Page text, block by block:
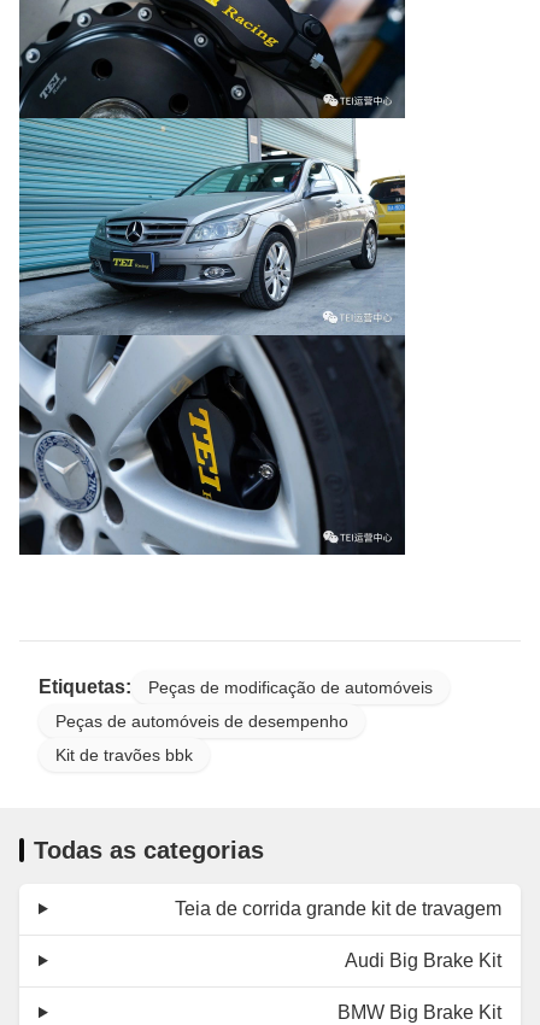
Etiquetas:
Peças de modificação de automóveis
Peças de automóveis de desempenho
Kit de travões bbk
Todas as categorias
Teia de corrida grande kit de travagem
Audi Big Brake Kit
BMW Big Brake Kit